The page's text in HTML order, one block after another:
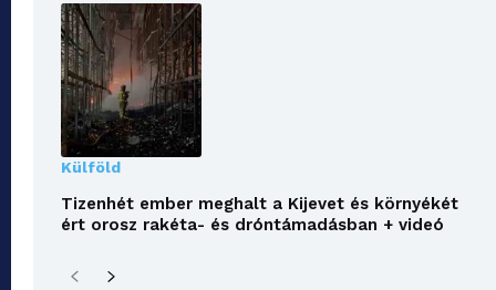
Külföld
Tizenhét ember meghalt a Kijevet és környékét
ért orosz rakéta- és dróntámadásban + videó